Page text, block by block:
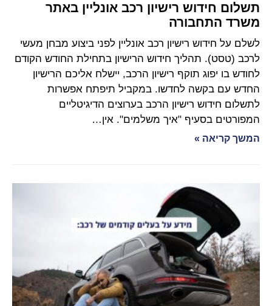
תשלום חידוש רישיון רכב אונליין באתר
משרד התחבורה
לשלם על חידוש רישיון רכב אונליין לפני ביצוע מבחן מעשי
לרכב (טסט). תהליך חידוש הרישיון בתחילת החודש הקודם
לחודש בו יפוג תוקף רישיון הרכב, יישלח אליכם הרישיון
החדש עם בקשה לחדשו. במקביל תיפתח אפשרות
לתשלום חידוש רישיון הרכב בערוצים הדיגיטליים
המפורטים בסעיף "איך משלמים". אין…
המשך קריאה »